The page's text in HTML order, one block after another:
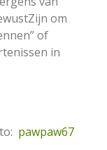
om
of
in
pawpaw67